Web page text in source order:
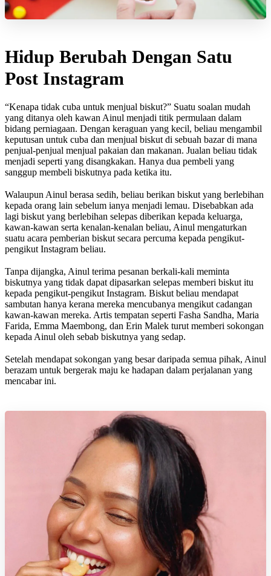
Hidup Berubah Dengan Satu
Post Instagram
“Kenapa tidak cuba untuk menjual biskut?” Suatu soalan mudah
yang ditanya oleh kawan Ainul menjadi titik permulaan dalam
bidang perniagaan. Dengan keraguan yang kecil, beliau mengambil
keputusan untuk cuba dan menjual biskut di sebuah bazar di mana
penjual-penjual menjual pakaian dan makanan. Jualan beliau tidak
menjadi seperti yang disangkakan. Hanya dua pembeli yang
sanggup membeli biskutnya pada ketika itu.
Walaupun Ainul berasa sedih, beliau berikan biskut yang berlebihan
kepada orang lain sebelum ianya menjadi lemau. Disebabkan ada
lagi biskut yang berlebihan selepas diberikan kepada keluarga,
kawan-kawan serta kenalan-kenalan beliau, Ainul mengaturkan
suatu acara pemberian biskut secara percuma kepada pengikut-
pengikut Instagram beliau.
Tanpa dijangka, Ainul terima pesanan berkali-kali meminta
biskutnya yang tidak dapat dipasarkan selepas memberi biskut itu
kepada pengikut-pengikut Instagram. Biskut beliau mendapat
sambutan hanya kerana mereka mencubanya mengikut cadangan
kawan-kawan mereka. Artis tempatan seperti Fasha Sandha, Maria
Farida, Emma Maembong, dan Erin Malek turut memberi sokongan
kepada Ainul oleh sebab biskutnya yang sedap.
Setelah mendapat sokongan yang besar daripada semua pihak, Ainul
berazam untuk bergerak maju ke hadapan dalam perjalanan yang
mencabar ini.